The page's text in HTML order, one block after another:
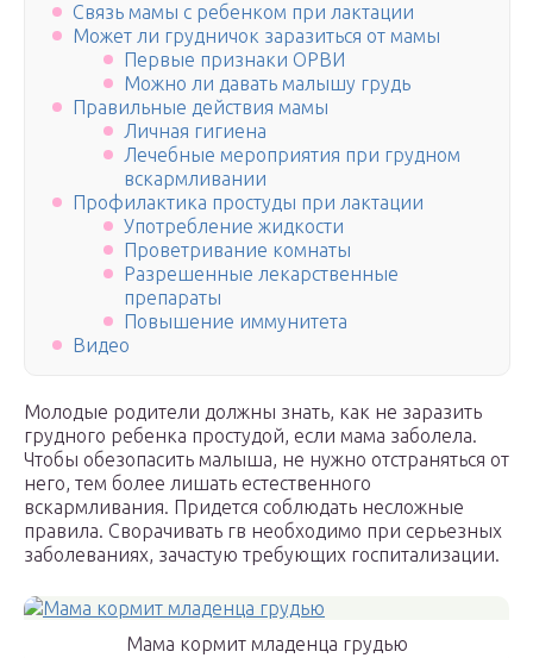
Связь мамы с ребенком при лактации
Может ли грудничок заразиться от мамы
Первые признаки ОРВИ
Можно ли давать малышу грудь
Правильные действия мамы
Личная гигиена
Лечебные мероприятия при грудном
вскармливании
Профилактика простуды при лактации
Употребление жидкости
Проветривание комнаты
Разрешенные лекарственные
препараты
Повышение иммунитета
Видео
Молодые родители должны знать, как не заразить
грудного ребенка простудой, если мама заболела.
Чтобы обезопасить малыша, не нужно отстраняться от
него, тем более лишать естественного
вскармливания. Придется соблюдать несложные
правила. Сворачивать гв необходимо при серьезных
заболеваниях, зачастую требующих госпитализации.
Мама кормит младенца грудью